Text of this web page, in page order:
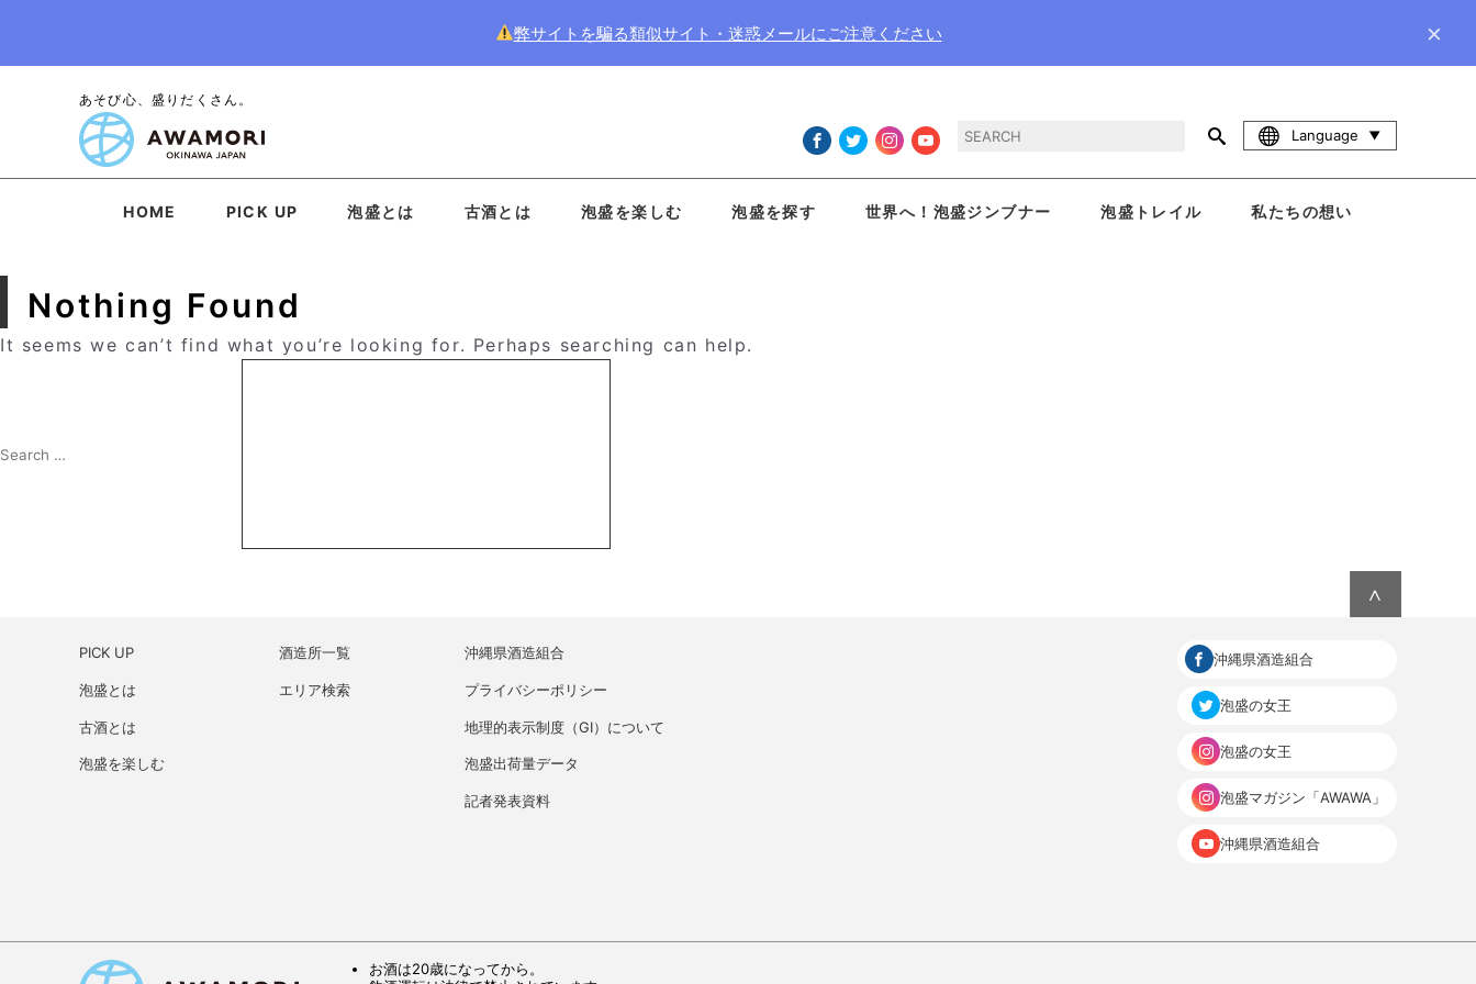
弊サイトを騙る類似サイト・迷惑メールにご注意ください ×
あそび心、盛りだくさん。
Language
HOME PICK UP 泡盛とは 古酒とは 泡盛を楽しむ 泡盛を探す 世界へ！泡盛ジンブナー 泡盛トレイル 私たちの想い
Nothing Found
It seems we can’t find what you’re looking for. Perhaps searching can help.
∧
PICK UP
泡盛とは
古酒とは
泡盛を楽しむ
酒造所一覧
エリア検索
沖縄県酒造組合
プライバシーポリシー
地理的表示制度（GI）について
泡盛出荷量データ
記者発表資料
沖縄県酒造組合
泡盛の女王
泡盛の女王
泡盛マガジン「AWAWA」
沖縄県酒造組合
お酒は20歳になってから。